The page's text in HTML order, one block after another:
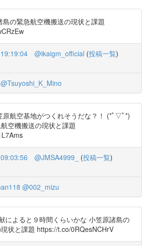
島の緊急航空機搬送の現状と課題
@ikaigm_official (投稿一覧)
@Tsuyoshi_K_Mino
原航空基地がつくれそうだな？！ (*ﾟ▽ﾟ*)
空機搬送の現状と課題
@JMSA4999_ (投稿一覧)
@002_mizu
によると９時間くらいかな 小笠原諸島の
状と課題 https://t.co/0RQesNCHrV